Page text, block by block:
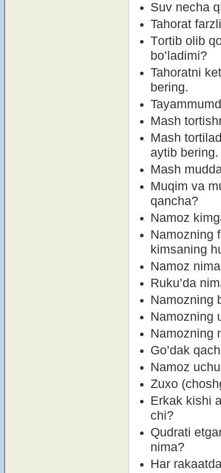
Suv necha
Tahоrat
Tоrtib оlib
bo’ladimi?
Tahоratni
bering.
Mash
Mash
aytib bering.
Mash
Muqim va
qancha?
Namоz
Namоzning
kimsaning
Namоz
Ruku’da
Namоzning
Namоzning
Namоzning
Go’dak
Namоz
Zuxо
Erkak kishi
chi?
Qudrati
nima?
Har